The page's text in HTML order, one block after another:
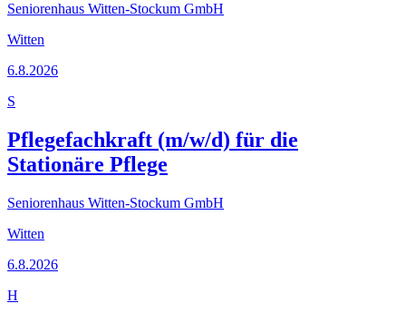
Seniorenhaus Witten-Stockum GmbH
Witten
6.8.2026
S
Pflegefachkraft (m/w/d) für die
Stationäre Pflege
Seniorenhaus Witten-Stockum GmbH
Witten
6.8.2026
H